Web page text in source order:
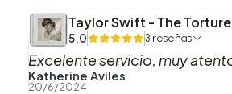
Taylor Swift - The
5.0 3 reseñas
Excelente servicio, muy
Katherine Aviles
20/6/2024